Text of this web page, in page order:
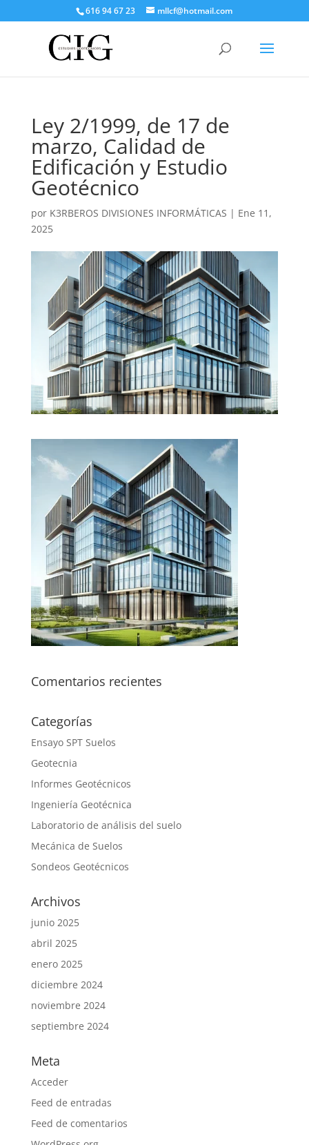
616 94 67 23 mllcf@hotmail.com
Ley 2/1999, de 17 de
marzo, Calidad de
Edificación y Estudio
Geotécnico
por K3RBEROS DIVISIONES INFORMÁTICAS | Ene 11,
2025
Comentarios recientes
Categorías
Ensayo SPT Suelos
Geotecnia
Informes Geotécnicos
Ingeniería Geotécnica
Laboratorio de análisis del suelo
Mecánica de Suelos
Sondeos Geotécnicos
Archivos
junio 2025
abril 2025
enero 2025
diciembre 2024
noviembre 2024
septiembre 2024
Meta
Acceder
Feed de entradas
Feed de comentarios